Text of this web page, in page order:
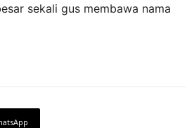
sekali gus membawa nama